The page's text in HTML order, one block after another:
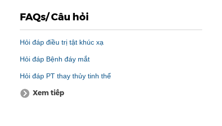
FAQs/ Câu hỏi
Hỏi đáp điều trị tật khúc xạ
Hỏi đáp Bệnh đáy mắt
Hỏi đáp PT thay thủy tinh thể
Xem tiếp